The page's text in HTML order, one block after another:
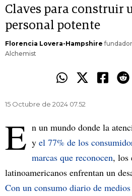
Claves para construir
personal potente
Florencia Lovera-Hampshire
Alchemist
15 Octubre de 2024 07.52
E n un mundo donde la
y el 77% de los
marcas que reconocen, los
latinoamericanos enfrentan un
Con un consumo diario de